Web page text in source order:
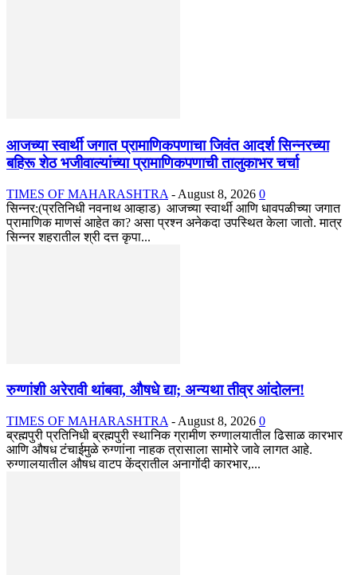
आजच्या स्वार्थी जगात प्रामाणिकपणाचा जिवंत आदर्श सिन्नरच्या
बहिरू शेठ भजीवाल्यांच्या प्रामाणिकपणाची तालुकाभर चर्चा
TIMES OF MAHARASHTRA - August 8, 2026 0
सिन्नर:(प्रतिनिधी नवनाथ आव्हाड) आजच्या स्वार्थी आणि धावपळीच्या जगात
प्रामाणिक माणसं आहेत का? असा प्रश्न अनेकदा उपस्थित केला जातो. मात्र
सिन्नर शहरातील श्री दत्त कृपा...
रुग्णांशी अरेरावी थांबवा, औषधे द्या; अन्यथा तीव्र आंदोलन!
TIMES OF MAHARASHTRA - August 8, 2026 0
ब्रह्मपुरी प्रतिनिधी ब्रह्मपुरी स्थानिक ग्रामीण रुग्णालयातील ढिसाळ कारभार
आणि औषध टंचाईमुळे रुग्णांना नाहक त्रासाला सामोरे जावे लागत आहे.
रुग्णालयातील औषध वाटप केंद्रातील अनागोंदी कारभार,...